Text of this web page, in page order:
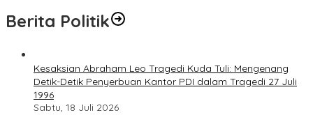
Berita Politik
Kesaksian Abraham Leo Tragedi Kuda Tuli: Mengenang
Detik-Detik Penyerbuan Kantor PDI dalam Tragedi 27 Juli
1996
Sabtu, 18 Juli 2026